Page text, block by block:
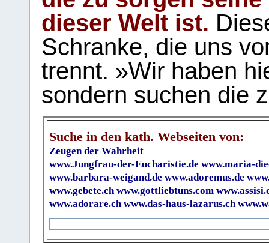
dieser Welt ist.
Schranke, die uns
trennt. »Wir haben
sondern suchen die
Suche in den kath. Webseiten von:
Zeugen der Wahrheit
www.Jungfrau-der-Eucharistie.de www.maria-
www.barbara-weigand.de www.adoremus.de
www.gebete.ch www.gottliebtuns.com
www.adorare.ch www.das-haus-lazarus.ch